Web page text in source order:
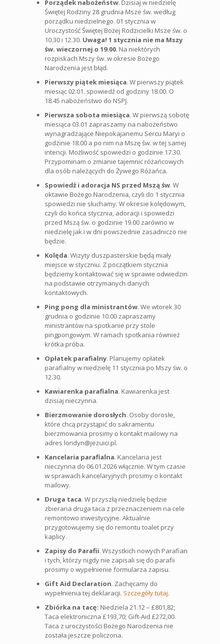
Porządek nabożeństw. Dzisiaj w niedzielę
Świętej Rodziny 28 grudnia Msze św. według
porządku niedzielnego. 01 stycznia w
Uroczystość Świętej Bożej Rodzicielki Msze św. o
10.30 i 12.30. Uwaga! 1 stycznia nie ma Mszy
św. wieczornej o 19.00. Na niektórych
rozpiskach Mszy św. w okresie Bożego
Narodzenia jest błąd.
Pierwszy piątek miesiąca. W pierwszy piątek
miesiąc 02.01. spowiedź od godziny 18.00. O
18.45 nabożeństwo do NSPJ.
Pierwsza sobota miesiąca. W pierwszą sobotę
miesiąca 03.01 zapraszamy na nabożeństwo
wynagradzające Niepokajanemu Sercu Maryi o
godzinie 18.00 a po nim na Mszę św. w tej samej
intencji. Możliwość spowiedzi o godzinie 17.30.
Przypominam o zmianie tajemnic różańcowych
dla osób należących do Żywego Różańca.
Spowiedź i adoracja NS przed Mszą św. W
oktawie Bożego Narodzenia, czyli do 1 stycznia
spowiedzi nie słuchamy. W okresie kolędowym,
czyli do końca stycznia, adoracji i spowiedzi
przed Mszą św. o godzinie 19.00 zarówno w
niedzielę jak i w dni powszednie zasadniczo nie
będzie.
Kolęda. Wizyty duszpasterskie będą miały
miejsce w styczniu. Z początkiem stycznia
będziemy kontaktować się w sprawie odwiedzin
na podstawie otrzymanych danych
kontaktowych.
Ping pong dla ministrantów. We wtorek 30
grudnia o godzinie 10.00 zapraszamy
ministrantów na spotkanie przy stole
pingpongowym. W ramach spotkania również
krótka próba.
Opłatek parafialny. Planujemy opłatek
parafialny w niedzielę 11 stycznia po Mszy św. o
12.30.
Kawiarenka parafialna. Kawiarenka jest
dzisiaj nieczynna.
Bierzmowanie dorosłych. Osoby dorosłe,
które chcą przystąpić do sakramentu
bierzmowania prosimy o kontakt mailowy na
adres londyn@jezuici.pl.
Kancelaria parafialna. Kancelaria jest
nieczynna do 06.01.2026 włącznie. W tym czasie
w sprawach kancelaryjnych prosimy o kontakt
mailowy.
Druga taca. W przyszłą niedzielę będzie
zbierana druga taca z przeznaczeniem na cele
remontowo inwestycyjne. Aktualnie
przygotowujemy się do remontu toalet przy
kaplicy.
Zapisy do Parafii. Wszystkich nowych Parafian
i tych, którzy nigdy nie zapisali się do parafii
prosimy o wypełnienie formularza zapisu.
Gift Aid Declaration. Zachęcamy do
wypełnienia tej deklaracji. Szczegóły tutaj.
Zbiórka na tacę: Niedziela 21.12 – £801,82;
Taca elektroniczna £193,70; Gift-Aid £272,00.
Taca z uroczystości Bożego Narodzenia nie
została jeszcze policzona.